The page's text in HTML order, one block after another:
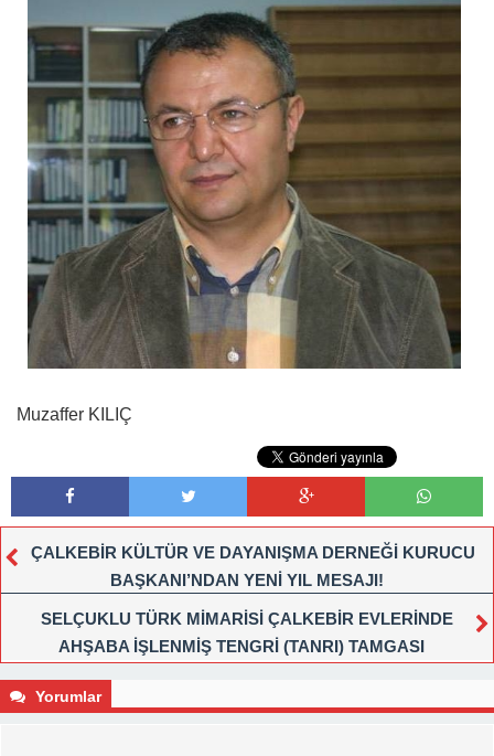
Muzaffer KILIÇ
ÇALKEBİR KÜLTÜR VE DAYANIŞMA DERNEĞİ KURUCU
BAŞKANI’NDAN YENİ YIL MESAJI!
SELÇUKLU TÜRK MİMARİSİ ÇALKEBİR EVLERİNDE
AHŞABA İŞLENMİŞ TENGRİ (TANRI) TAMGASI
Yorumlar